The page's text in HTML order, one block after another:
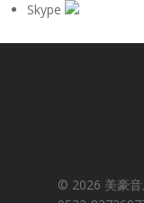
Skype
© 2026 美豪